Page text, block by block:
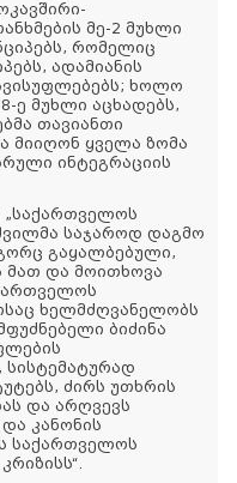
მე-2 მუხლი
რომელიც
ადამიანის
ხოლო
ე მუხლი აცხადებს,
თავიანთი
მიიღონ ყველა ზომა
ინტეგრაციის
„საქართველოს
საჯაროდ დაგმო
გაყალბებული,
მათ და მოითხოვა
ხელმძღვანელობს
ბიძინა
სისტემატურად
ძირს უთხრის
და არღვევს
კანონის
საქართველოს